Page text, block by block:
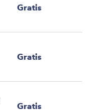
Gratis
Gratis
Gratis